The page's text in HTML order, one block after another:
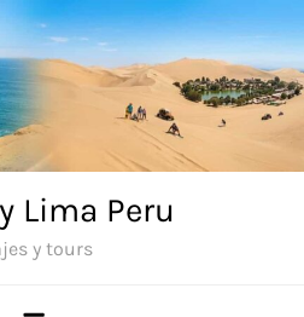
Lima Peru
y tours